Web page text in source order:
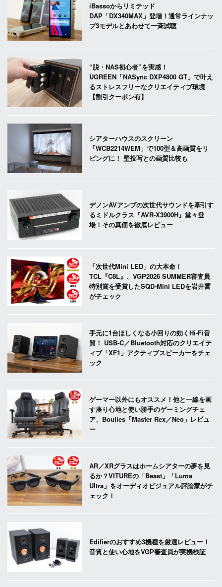
iBassoからリミテッド
DAP「DX340MAX」登場！通常ラインナッ
プ3モデルとあわせて一斉試聴
“脱・NAS初心者”を実感！
UGREEN「NASync DXP4800 GT」で叶え
るストレスフリーなクリエイティブ環境
【割引クーポン有】
シアターハウスのスクリーン
「WCB2214WEM」で100型＆高画質をリ
ビングに！ 壁投写との画質比較も
デノンAVアンプの次世代サウンドを牽引す
るミドルクラス『AVR-X3900H』堂々登
場！その真価を徹底レビュー
「次世代Mini LED」の大本命！
TCL『C8L』、VGP2026 SUMMER審査員
特別賞を受賞したSQD-Mini LEDを岩井喬
がチェック
手元に1台ほしくなる小回りの効くHi-Fi音
質！ USB-C／Bluetooth対応のクリエイテ
ィブ「XF1」アクティブスピーカーをチェ
ック
ゲーマー以外にもオススメ！他と一線を画
す座り心地と使い勝手のゲーミングチェ
ア、Boulies「Master Rex／Neo」レビュ
ー
AR／XRグラスはホームシアターの夢を見
るか？VITUREの「Beast」「Luma
Ultra」をオーディオビジュアル評論家がチ
ェック！
Edifierのおすすめ3機種を厳選レビュー！
音質と使い心地をVGP審査員が実機検証